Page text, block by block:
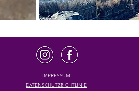
IMPRESSUM
DATENSCHUTZRICHTLINIE